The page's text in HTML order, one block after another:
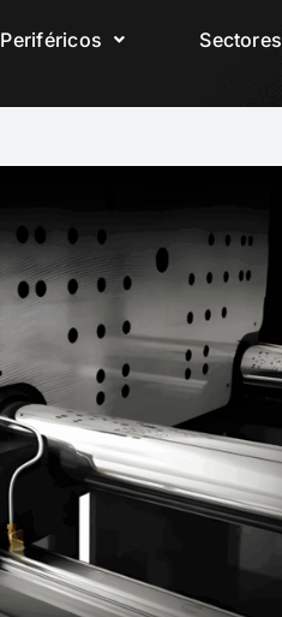
Periféricos Sectores